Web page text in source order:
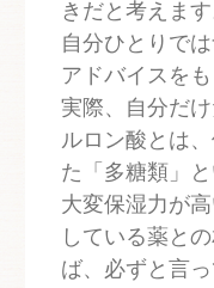
きだと考えま
自分ひとりで
アドバイスを
実際、自分だ
ルロン酸とは
た「多糖類」
大変保湿力が
している薬と
ば、必ずと言